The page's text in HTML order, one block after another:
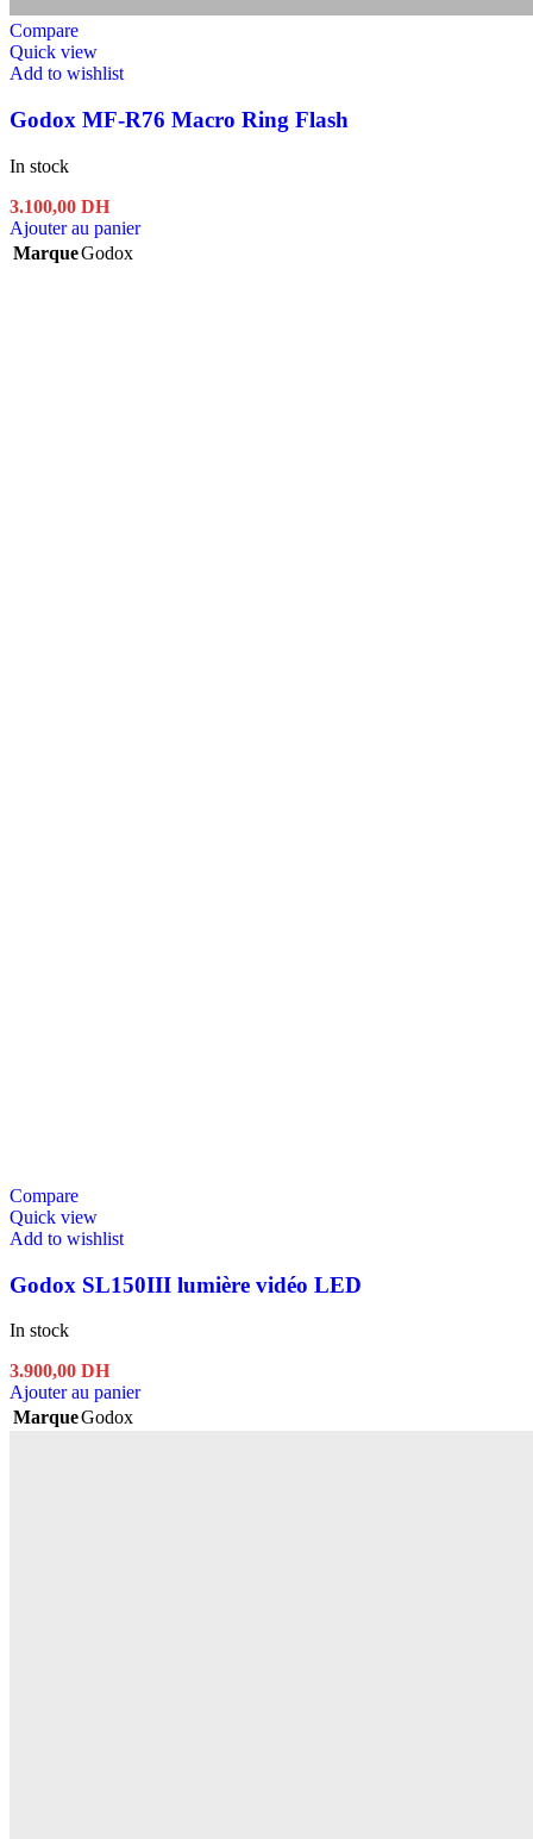
Compare
Quick view
Add to wishlist
Godox MF-R76 Macro Ring Flash
In stock
3.100,00 DH
Ajouter au panier
MarqueGodox
Compare
Quick view
Add to wishlist
Godox SL150III lumière vidéo LED
In stock
3.900,00 DH
Ajouter au panier
MarqueGodox